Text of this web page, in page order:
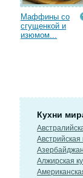
Маффины со
сгущенкой и
изюмом...
Кухни
Австрийская
Алжирская